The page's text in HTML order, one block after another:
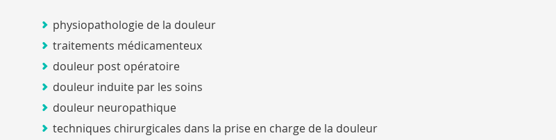
physiopathologie de la douleur
traitements médicamenteux
douleur post opératoire
douleur induite par les soins
douleur neuropathique
techniques chirurgicales dans la prise en charge de la douleur